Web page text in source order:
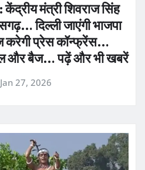
मंत्री शिवराज सिंह
दिल्ली जाएंगी भाजपा
करेगी प्रेस कॉन्फ्रेंस…
और बैज… पढ़ें और भी खबरें
Jan 27, 2026